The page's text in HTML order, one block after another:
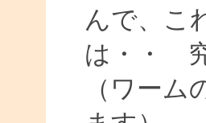
んで、こ
は・・
（ワー